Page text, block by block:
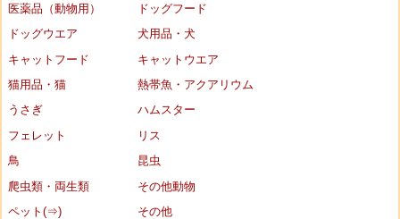
医薬品（動物用）
ドッグフード
ドッグウエア
犬用品・犬
キャットフード
キャットウエア
猫用品・猫
熱帯魚・アクアリウム
うさぎ
ハムスター
フェレット
リス
鳥
昆虫
爬虫類・両生類
その他動物
ペット(⇒)
その他